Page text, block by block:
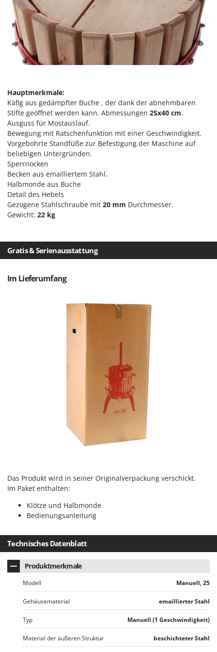
Mähroboter
Maisentkörnungsmaschinen
Manuelle Heckenscheren
Mehrzweck-Sauggeräte
Minibacköfen
Motorspritzen
Mulcher für Traktor
N
Notstromaggregat
Nudelmaschinen
O
Obstmühlen Obsthäcksler Obstmuser
Obstpressen
Olivenernter und Schüttler
Pelletpressen
Planierschilder für Traktoren
Poolroboter
Poolstaubsauger
Rasenmäher
Rasensodenschneider
Rasentraktoren Aufsitzmäher
Rasentrimmer - Kantenschneider
Rasentrimmer - Motorsensen - Freischneider
S
Sämaschinen und Düngerstreuer
Scheibenpflüge
Schneefräsen
Schneeräumer
Schrotmühlen - elektrisch
Schwader für Traktoren
Schweißgeräte
Sichelmähwerke für Traktoren
Sichelmulcher für Traktoren
Sortierer für Oliven
Famag
Famur
FARMER
FBC
Ferrari Group
Ferrua
FIAC
FIEM
Fimar
FINI
Fiorentini
Fiskars
Flymo
Fontana Forni
Francini
Gardena
GVS
GYS
Helvi
Henx
HiKOKI
Honda
Idromatic
Il-Tec
Imperia
Hauptmerkmale:
Käfig aus gedämpfter Buche , der dank der abnehmbaren
Stifte geöffnet werden kann. Abmessungen 25x40 cm.
Ausguss für Mostauslauf.
Bewegung mit Ratschenfunktion mit einer Geschwindigkeit.
Vorgebohrte Standfüße zur Befestigung der Maschine auf
beliebigen Untergründen.
Sperrnocken
Becken aus emailliertem Stahl.
Halbmonde aus Buche
Detail des Hebels
Gezogene Stahlschraube mit 20 mm Durchmesser.
Gewicht: 22 kg
Gratis & Serienausstattung
Im Lieferumfang
Das Produkt wird in seiner Originalverpackung verschickt.
Im Paket enthalten:
Klötze und Halbmonde
Bedienungsanleitung
Technisches Datenblatt
Produktmerkmale
Modell Manuell, 25
Gehäusematerial emaillierter Stahl
Typ Manuell (1 Geschwindigkeit)
Material der äußeren Struktur beschichteter Stahl